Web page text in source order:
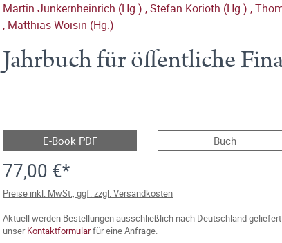
Martin Junkernheinrich (Hg.) ,Stefan Korioth (Hg.) ,
, Matthias Woisin (Hg.)
Jahrbuch für öffentliche
E-Book PDF Buch
77,00 €*
Preise inkl. MwSt., ggf. zzgl. Versandkosten
Aktuell werden Bestellungen ausschließlich nach Deutschland
unserKontaktformularfür eine Anfrage.